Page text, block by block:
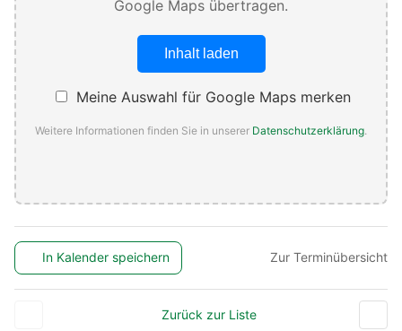
Google Maps übertragen.
Inhalt laden
Meine Auswahl für Google Maps merken
Weitere Informationen finden Sie in unserer Datenschutzerklärung.
In Kalender speichern Zur Terminübersicht
Zurück zur Liste